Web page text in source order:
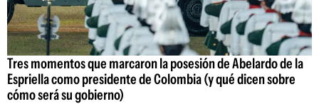
Tres momentos que marcaron la posesión de Abelardo de la
Espriella como presidente de Colombia (y qué dicen sobre
cómo será su gobierno)